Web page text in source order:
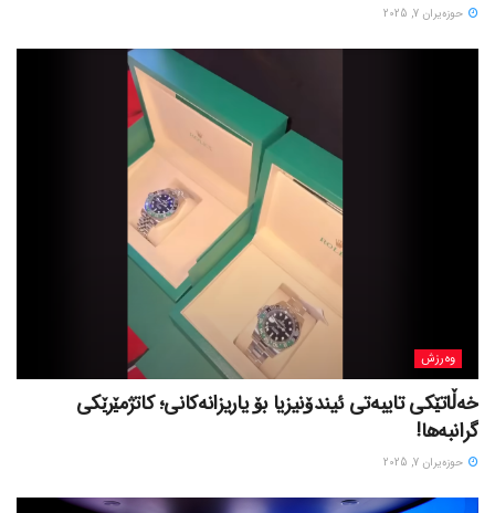
حوزه‌یران 7, 2025
وەرزش
خەڵاتێکی تایبەتی ئیندۆنیزیا بۆ یاریزانەکانی؛ کاتژمێرێکی
گرانبەها!
حوزه‌یران 7, 2025